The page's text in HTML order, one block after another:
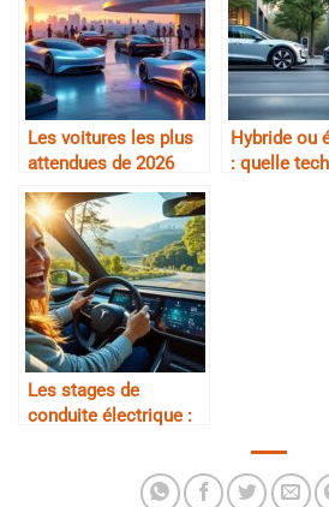
Les voitures les plus
attendues de 2026
Hybride ou
: quelle
Les stages de
conduite électrique :